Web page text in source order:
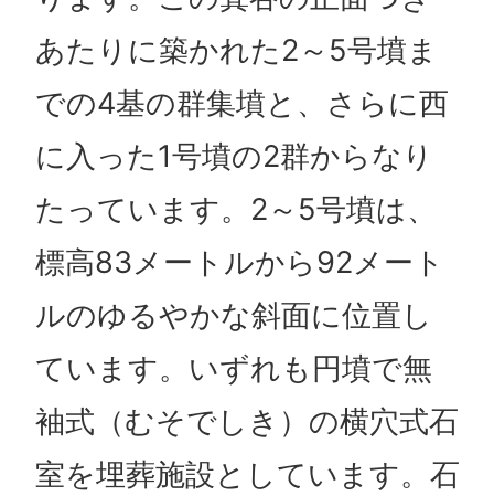
あたりに築かれた2～5号墳ま
での4基の群集墳と、さらに西
に入った1号墳の2群からなり
たっています。2～5号墳は、
標高83メートルから92メート
ルのゆるやかな斜面に位置し
ています。いずれも円墳で無
袖式（むそでしき）の横穴式石
室を埋葬施設としています。石